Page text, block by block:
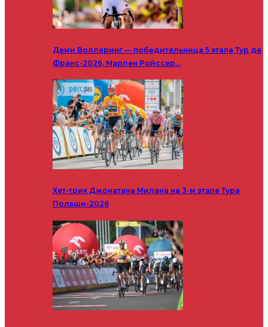
Деми Воллеринг — победительница 5 этапа Тур де
Франс-2026, Марлен Ройссер…
Хет-трик Джонатана Милана на 3-м этапе Тура
Польши-2026